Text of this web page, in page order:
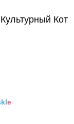
Культурный Кот
e